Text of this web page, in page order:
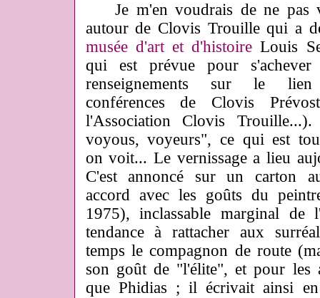
Je m'en voudrais de ne pas
autour de Clovis Trouille qui a
musée d'art et d'histoire Louis
qui est prévue pour
renseignements sur le lien
conférences de Clovis
l'Association Clovis
voyous, voyeurs", ce qui est
on voit... Le vernissage a lieu
C'est annoncé sur un carton
accord avec les goûts du
1975), inclassable marginal
tendance à rattacher aux
temps le compagnon de route
son goût de "l'élite", et pour les
que Phidias ; il écrivait ainsi